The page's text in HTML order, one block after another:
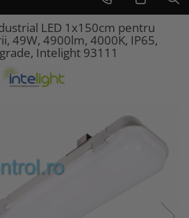
LED 1x150cm pentru
49W, 4900lm, 4000K, IP65,
Intelight 93111